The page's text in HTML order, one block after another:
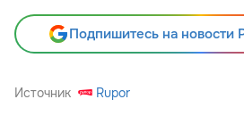
Подпишитесь на новости
Источник Rupor